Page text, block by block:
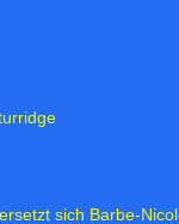
sich Barbe-